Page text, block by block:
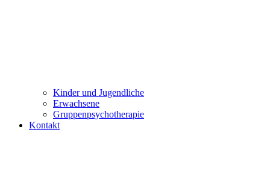
Kinder und Jugendliche
Erwachsene
Gruppenpsychotherapie
Kontakt